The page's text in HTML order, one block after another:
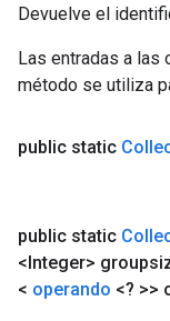
Devuelve el
Las entradas a las
método se utiliza
public static
public static
<Integer>
< operando <? >>